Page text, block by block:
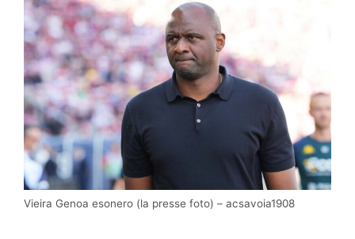
Vieira Genoa esonero (la presse foto) – acsavoia1908